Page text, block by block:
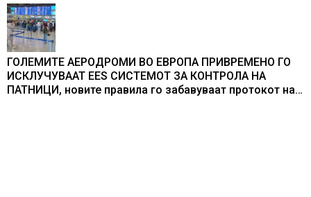
ГОЛЕМИТЕ АЕРОДРОМИ ВО ЕВРОПА ПРИВРЕМЕНО ГО
ИСКЛУЧУВААТ ЕЕS СИСТЕМОТ ЗА КОНТРОЛА НА
ПАТНИЦИ, новите правила го забавуваат протокот на